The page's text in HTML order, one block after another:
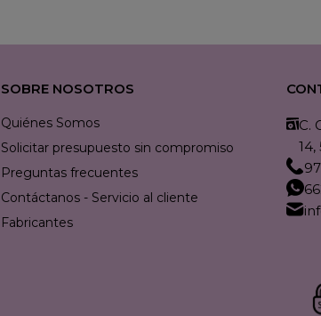
SOBRE NOSOTROS
Quiénes Somos
Solicitar presupuesto sin compromiso
Preguntas frecuentes
Contáctanos - Servicio al cliente
Fabricantes
C.